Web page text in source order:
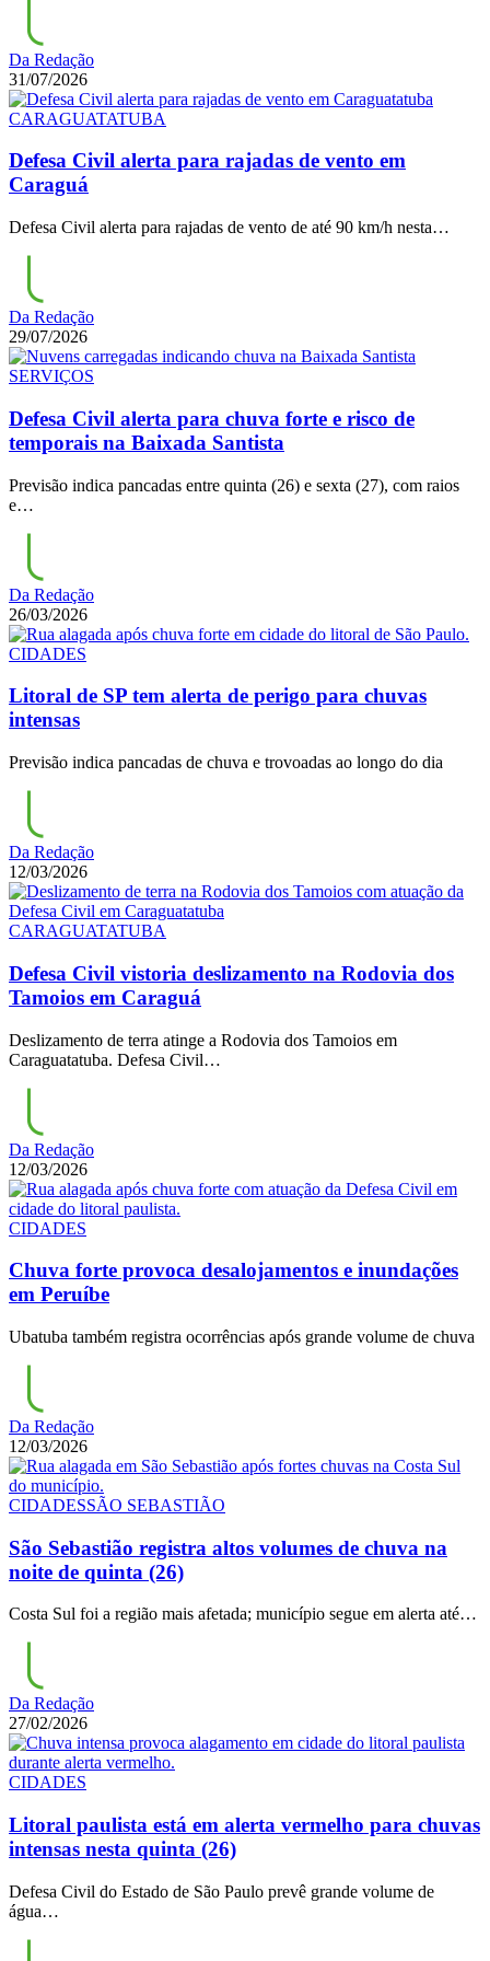
Da Redação
31/07/2026
CARAGUATATUBA
Defesa Civil alerta para rajadas de vento em
Caraguá
Defesa Civil alerta para rajadas de vento de até 90 km/h nesta…
Da Redação
29/07/2026
SERVIÇOS
Defesa Civil alerta para chuva forte e risco de
temporais na Baixada Santista
Previsão indica pancadas entre quinta (26) e sexta (27), com raios
e…
Da Redação
26/03/2026
CIDADES
Litoral de SP tem alerta de perigo para chuvas
intensas
Previsão indica pancadas de chuva e trovoadas ao longo do dia
Da Redação
12/03/2026
CARAGUATATUBA
Defesa Civil vistoria deslizamento na Rodovia dos
Tamoios em Caraguá
Deslizamento de terra atinge a Rodovia dos Tamoios em
Caraguatatuba. Defesa Civil…
Da Redação
12/03/2026
CIDADES
Chuva forte provoca desalojamentos e inundações
em Peruíbe
Ubatuba também registra ocorrências após grande volume de chuva
Da Redação
12/03/2026
CIDADESSÃO SEBASTIÃO
São Sebastião registra altos volumes de chuva na
noite de quinta (26)
Costa Sul foi a região mais afetada; município segue em alerta até…
Da Redação
27/02/2026
CIDADES
Litoral paulista está em alerta vermelho para chuvas
intensas nesta quinta (26)
Defesa Civil do Estado de São Paulo prevê grande volume de
água…